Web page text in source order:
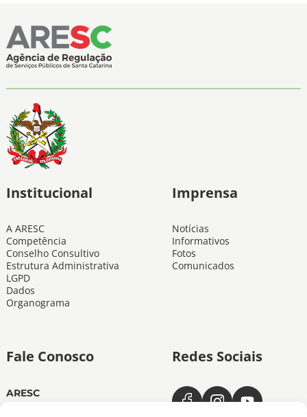
Institucional
A ARESC
Competência
Conselho Consultivo
Estrutura Administrativa
LGPD
Dados
Organograma
Imprensa
Notícias
Informativos
Fotos
Comunicados
Fale Conosco
ARESC
Redes Sociais